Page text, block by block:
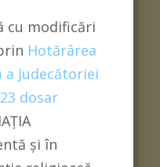
cu modificări
Hotărârea
a Judecătoriei
dosar
și în